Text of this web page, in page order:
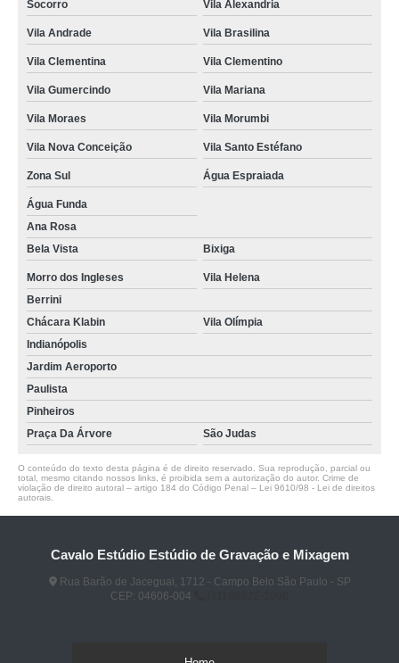
Socorro Vila Alexandria
Vila Andrade Vila Brasilina
Vila Clementina Vila Clementino
Vila Gumercindo Vila Mariana
Vila Moraes Vila Morumbi
Vila Nova Conceição Vila Santo Estéfano
Zona Sul Água Espraiada
Água Funda
Ana Rosa
Bela Vista
Bixiga
Morro dos Ingleses
Vila Helena
Berrini
Chácara Klabin
Vila Olímpia
Indianópolis
Jardim Aeroporto
Paulista
Pinheiros
Praça Da Árvore
São Judas
O conteúdo do texto desta página é de direito reservado. Sua reprodução, parcial ou
total, mesmo citando nossos links, é proibida sem a autorização do autor. Crime de
violação de direito autoral – artigo 184 do Código Penal – Lei 9610/98 - Lei de direitos
autorais
Cavalo Estúdio Estúdio de Gravação e Mixagem
Rua Barão de Jaceguai, 1712 - Campo Belo São Paulo - SP
CEP: 04606-004